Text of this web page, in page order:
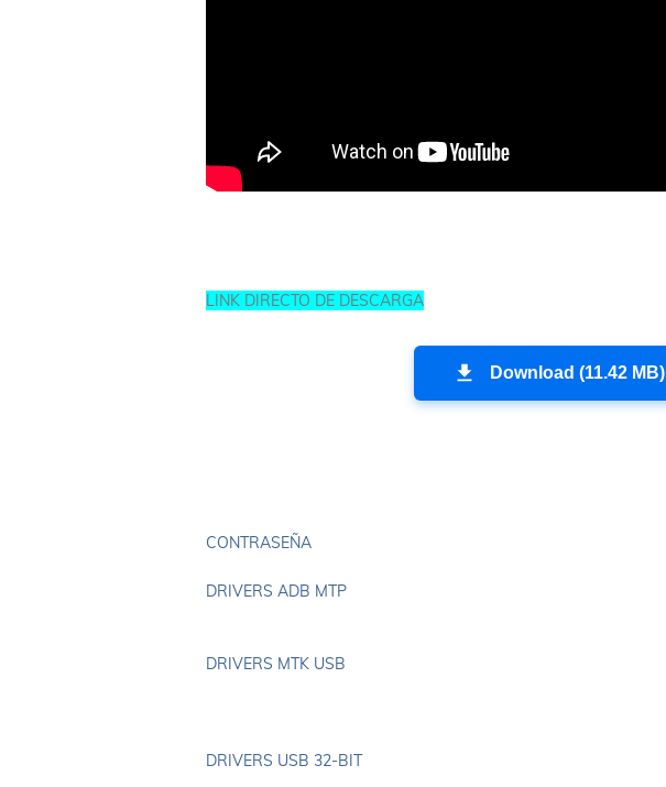
LINK DIRECTO DE DESCARGA
Download (11.42 MB)
CONTRASEÑA
DRIVERS ADB MTP
DRIVERS MTK USB
DRIVERS USB 32-BIT